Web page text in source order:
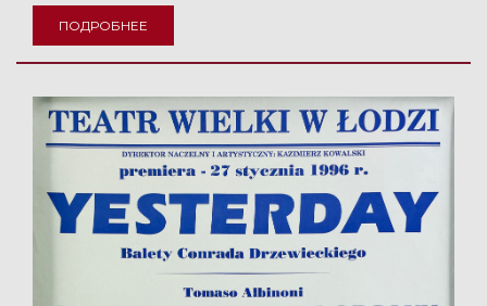
ПОДРОБНЕЕ